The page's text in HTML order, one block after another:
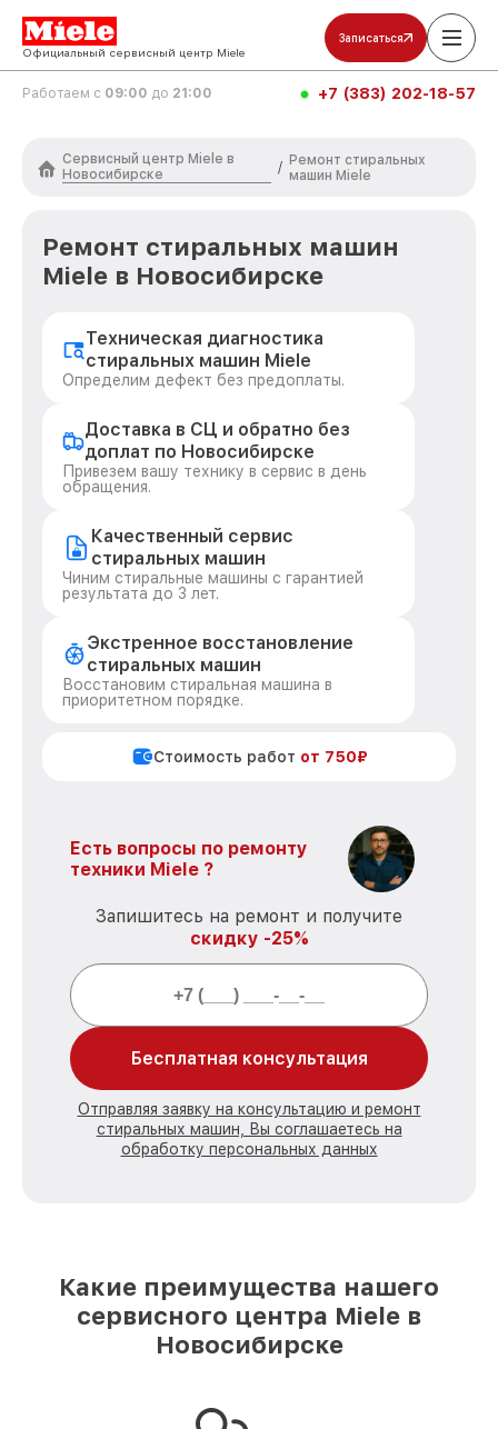
Официальный сервисный центр Miele
Записаться
Работаем с 09:00 до 21:00 +7 (383) 202-18-57
Сервисный центр Miele в
Новосибирске
/ Ремонт стиральных
машин Miele
Ремонт стиральных машин
Miele в Новосибирске
Техническая диагностика
стиральных машин Miele
Определим дефект без предоплаты.
Доставка в СЦ и обратно без
доплат по Новосибирске
Привезем вашу технику в сервис в день
обращения.
Качественный сервис
стиральных машин
Чиним стиральные машины с гарантией
результата до 3 лет.
Экстренное восстановление
стиральных машин
Восстановим стиральная машина в
приоритетном порядке.
Стоимость работ от 750₽
Есть вопросы по ремонту
техники Miele ?
Запишитесь на ремонт и получите
скидку -25%
Бесплатная консультация
Отправляя заявку на консультацию и ремонт
стиральных машин, Вы соглашаетесь на
обработку персональных данных
Какие преимущества нашего
сервисного центра Miele в
Новосибирске